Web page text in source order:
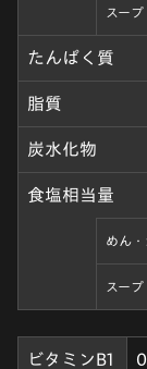
スープ
たんぱく質
脂質
炭水化物
食塩相当量
めん・
スープ
ビタミンB1